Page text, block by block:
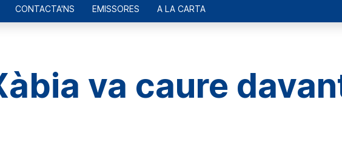
CONTACTA'NS EMISSORES A LA CARTA
va caure